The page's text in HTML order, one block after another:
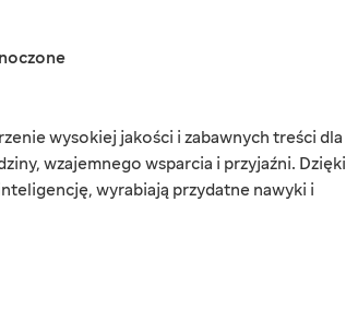
wysokiej jakości i zabawnych treści dla
wzajemnego wsparcia i przyjaźni. Dzięki
wyrabiają przydatne nawyki i